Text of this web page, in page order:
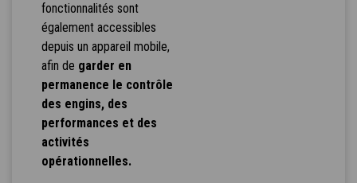
fonctionnalités sont
également accessibles
depuis un appareil mobile,
afin de garder en
permanence le contrôle
des engins, des
performances et des
activités
opérationnelles.